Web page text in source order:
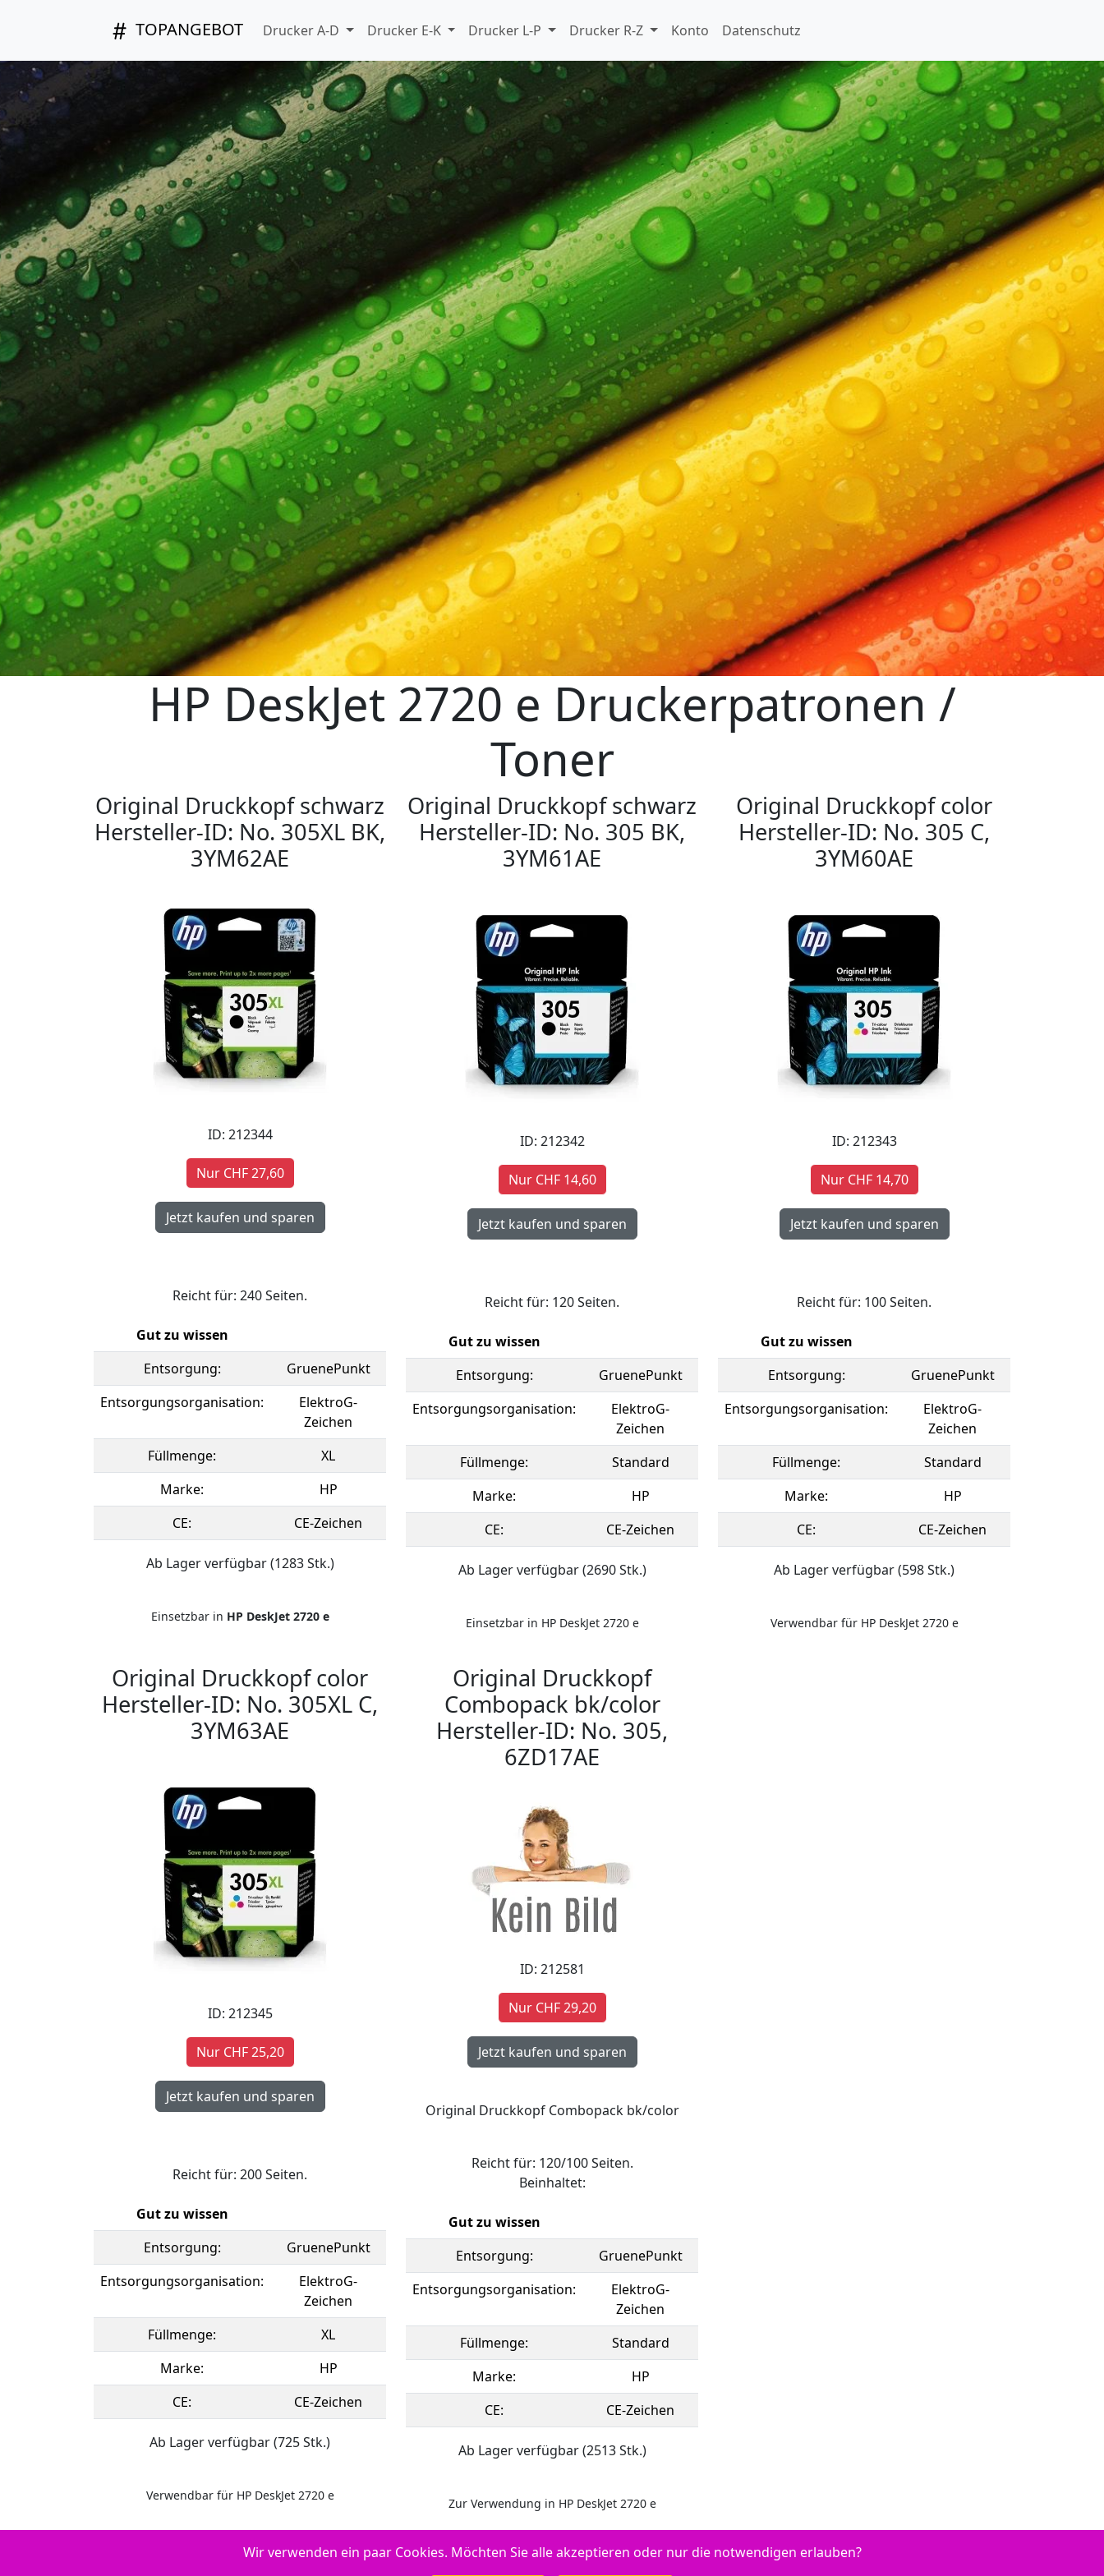
TOPANGEBOT Drucker A-D Drucker E-K Drucker L-P Drucker R-Z Konto Datenschutz
HP DeskJet 2720 e Druckerpatronen /
Toner
Original Druckkopf schwarz
Hersteller-ID: No. 305XL BK,
3YM62AE
ID: 212344
Nur CHF 27,60
Reicht für: 240 Seiten.
Gut zu wissen
Entsorgung:
GruenePunkt
Entsorgungsorganisation:
ElektroG-
Zeichen
Füllmenge:
XL
Marke:
HP
CE:
CE-Zeichen
Ab Lager verfügbar (1283 Stk.)
Einsetzbar in HP DeskJet 2720 e
Original Druckkopf schwarz
Hersteller-ID: No. 305 BK,
3YM61AE
ID: 212342
Nur CHF 14,60
Reicht für: 120 Seiten.
Gut zu wissen
Entsorgung:
GruenePunkt
Entsorgungsorganisation:
ElektroG-
Zeichen
Füllmenge:
Standard
Marke:
HP
CE:
CE-Zeichen
Ab Lager verfügbar (2690 Stk.)
Einsetzbar in HP DeskJet 2720 e
Original Druckkopf color
Hersteller-ID: No. 305 C,
3YM60AE
ID: 212343
Nur CHF 14,70
Reicht für: 100 Seiten.
Gut zu wissen
Entsorgung:
GruenePunkt
Entsorgungsorganisation:
ElektroG-
Zeichen
Füllmenge:
Standard
Marke:
HP
CE:
CE-Zeichen
Ab Lager verfügbar (598 Stk.)
Verwendbar für HP DeskJet 2720 e
Original Druckkopf color
Hersteller-ID: No. 305XL C,
3YM63AE
ID: 212345
Nur CHF 25,20
Reicht für: 200 Seiten.
Gut zu wissen
Entsorgung:
GruenePunkt
Entsorgungsorganisation:
ElektroG-
Zeichen
Füllmenge:
XL
Marke:
HP
CE:
CE-Zeichen
Ab Lager verfügbar (725 Stk.)
Verwendbar für HP DeskJet 2720 e
Original Druckkopf
Combopack bk/color
Hersteller-ID: No. 305,
6ZD17AE
ID: 212581
Nur CHF 29,20
Original Druckkopf Combopack bk/color
Reicht für: 120/100 Seiten.
Beinhaltet:
Gut zu wissen
Entsorgung:
GruenePunkt
Entsorgungsorganisation:
ElektroG-
Zeichen
Füllmenge:
Standard
Marke:
HP
CE:
CE-Zeichen
Ab Lager verfügbar (2513 Stk.)
Zur Verwendung in HP DeskJet 2720 e
Druckertypen: - HP Envy 6030 e - HP DeskJet 2800 Series - HP DeskJet Plus 4122 e - HP DeskJet 2755 e - HP Envy Pro 6452 - HP Envy 6010 - HP DeskJet 2823 e - HP DeskJet
Wir verwenden ein paar Cookies. Möchten Sie alle akzeptieren oder nur die notwendigen erlauben?